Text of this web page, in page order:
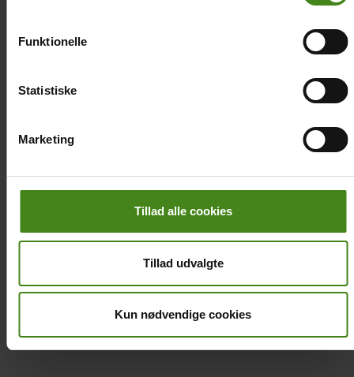
Funktionelle
Statistiske
Marketing
Tillad alle cookies
Tillad udvalgte
Kun nødvendige cookies
menu
Camilo
Esvin
Hvad er Niños y Jóvenes?
Guatemala City